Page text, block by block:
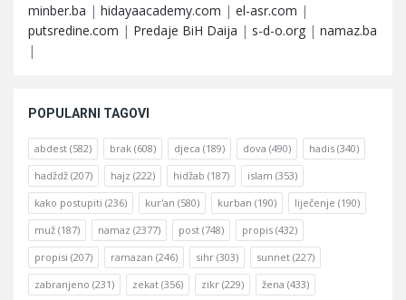
minber.ba | hidayaacademy.com | el-asr.com |
putsredine.com | Predaje BiH Daija | s-d-o.org | namaz.ba
|
POPULARNI TAGOVI
abdest (582) brak (608) djeca (189) dova (490) hadis (340)
hadždž (207) hajz (222) hidžab (187) islam (353)
kako postupiti (236) kur'an (580) kurban (190) liječenje (190)
muž (187) namaz (2377) post (748) propis (432)
propisi (207) ramazan (246) sihr (303) sunnet (227)
zabranjeno (231) zekat (356) zikr (229) žena (433)